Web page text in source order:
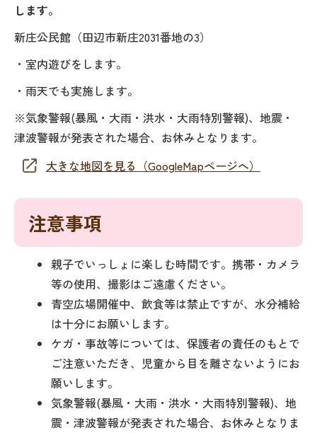
します。
新庄公民館（田辺市新庄2031番地の3）
・室内遊びをします。
・雨天でも実施します。
※気象警報(暴風・大雨・洪水・大雨特別警報)、地震・
津波警報が発表された場合、お休みとなります。
大きな地図を見る（GoogleMapページへ）
注意事項
親子でいっしょに楽しむ時間です。携帯・カメラ
等の使用、撮影はご遠慮ください。
青空広場開催中、飲食等は禁止ですが、水分補給
は十分にお願いします。
ケガ・事故等については、保護者の責任のもとで
ご注意いただき、児童から目を離さないようにお
願いします。
気象警報(暴風・大雨・洪水・大雨特別警報)、地
震・津波警報が発表された場合、お休みとなりま